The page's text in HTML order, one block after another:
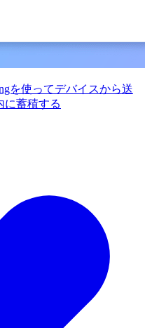
を使ってデバイスから送
に蓄積する